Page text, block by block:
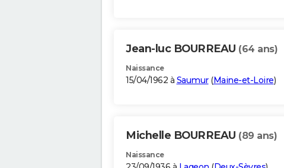
Jean-luc BOURREAU (64 ans)
Naissance
15/04/1962 à Saumur(Maine-et-Loire)
Michelle BOURREAU (89 ans)
Naissance